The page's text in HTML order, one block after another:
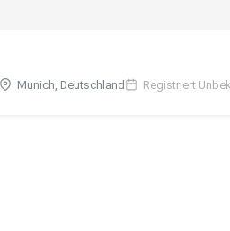
Munich, Deutschland Registriert